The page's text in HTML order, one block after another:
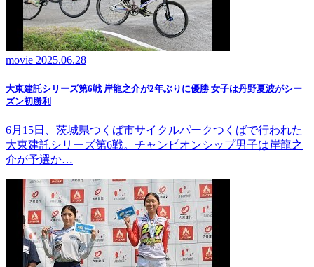
movie 2025.06.28
大東建託シリーズ第6戦 岸龍之介が2年ぶりに優勝 女子は丹野夏波がシー
ズン初勝利
6月15日、茨城県つくば市サイクルパークつくばで行われた
大東建託シリーズ第6戦。チャンピオンシップ男子は岸龍之
介が予選か…